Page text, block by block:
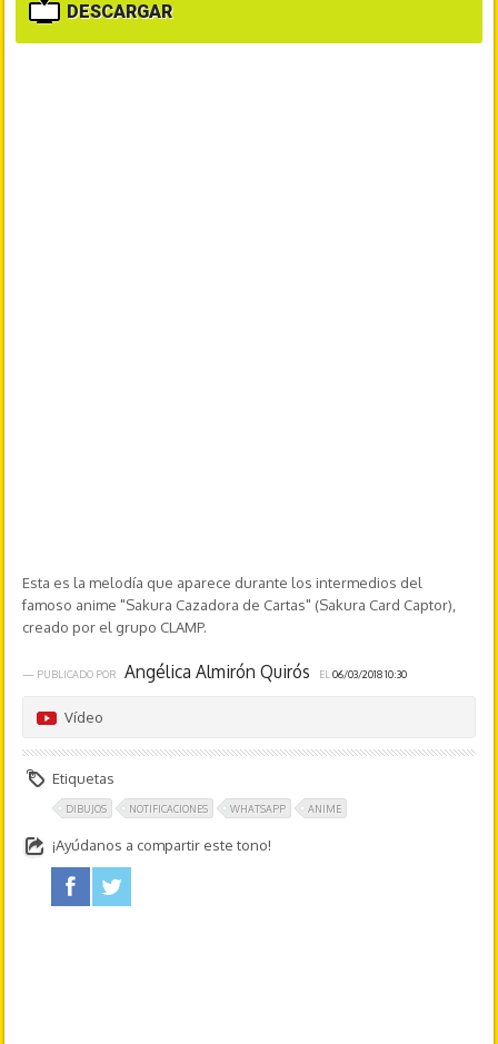
DESCARGAR
Esta es la melodía que aparece durante los intermedios del
famoso anime "Sakura Cazadora de Cartas" (Sakura Card Captor),
creado por el grupo CLAMP.
— PUBLICADO POR Angélica Almirón Quirós EL06/03/2018 10:30
Vídeo
Etiquetas
DIBUJOS NOTIFICACIONES WHATSAPP ANIME
¡Ayúdanos a compartir este tono!